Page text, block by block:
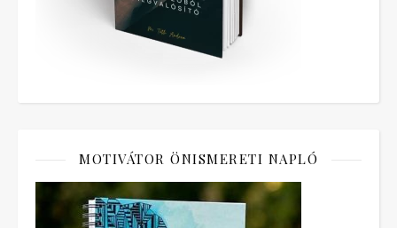
MOTIVÁTOR ÖNISMERETI NAPLÓ